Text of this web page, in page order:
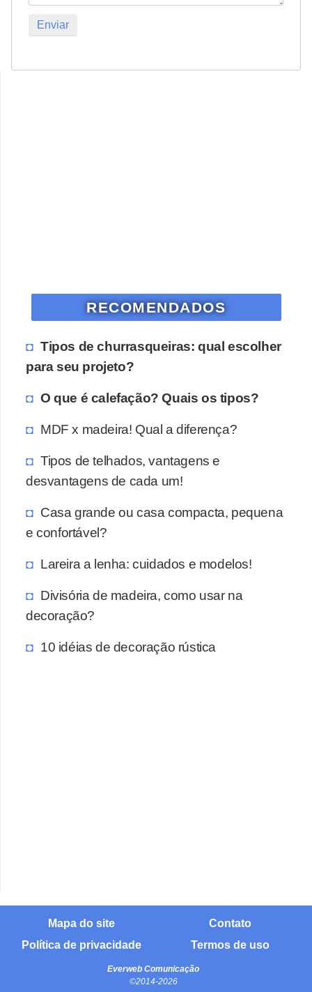
RECOMENDADOS
Tipos de churrasqueiras: qual escolher
para seu projeto?
O que é calefação? Quais os tipos?
MDF x madeira! Qual a diferença?
Tipos de telhados, vantagens e
desvantagens de cada um!
Casa grande ou casa compacta, pequena
e confortável?
Lareira a lenha: cuidados e modelos!
Divisória de madeira, como usar na
decoração?
10 idéias de decoração rústica
Mapa do site
Contato
Política de privacidade
Termos de uso
Everweb Comunicação
©2014-2026